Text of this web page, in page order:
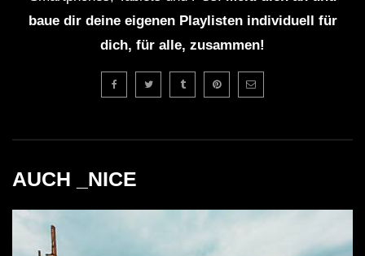
baue dir deine eigenen Playlisten individuell für
dich, für alle, zusammen!
AUCH _NICE